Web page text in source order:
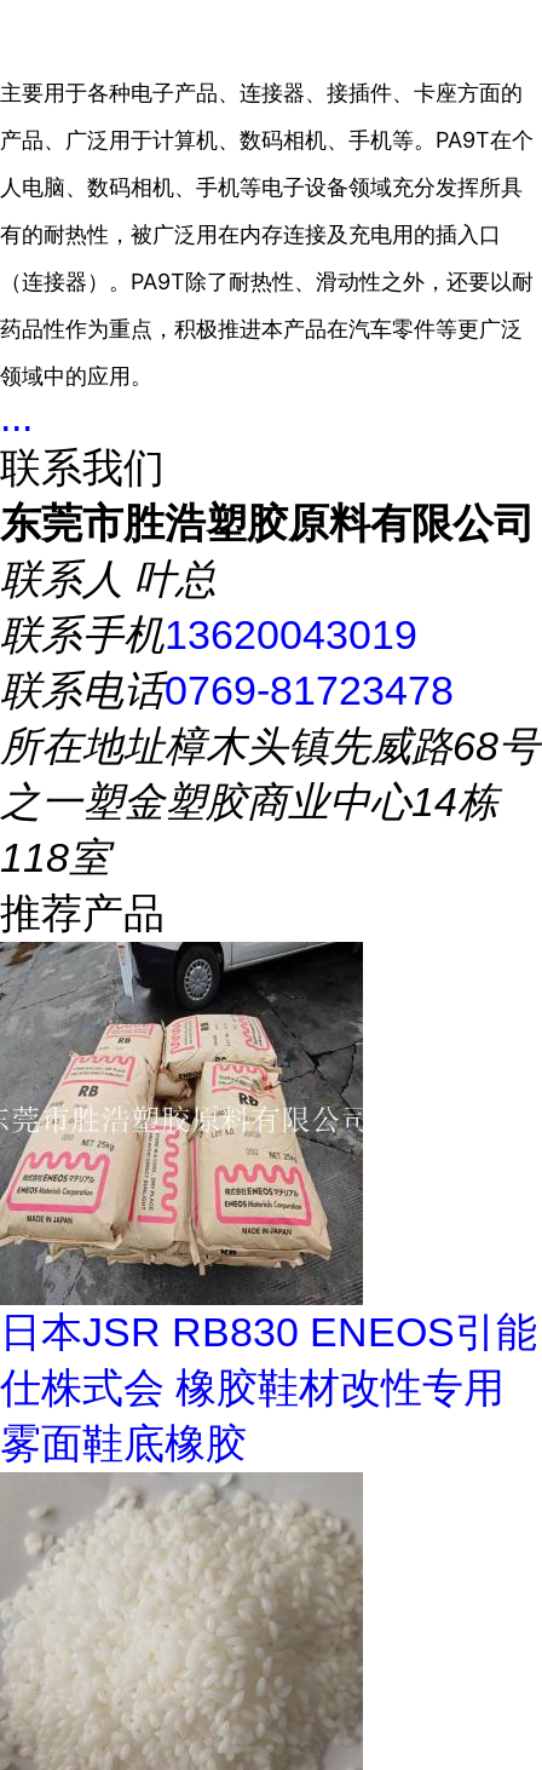
主要用于各种电子产品、 连接器、 接插件、 卡座方面的
产品、 广泛用于计算机、数码相机、手机等。 PA9T在个
人电脑、数码相机、手机等电子设备领域充分发挥所具
有的耐热性，被广泛用在内存连接及充电用的插入口
（连接器）。 PA9T除了耐热性、滑动性之外，还要以耐
药品性作为重点，积极推进本产品在汽车零件等更广泛
领域中的应用。
...
联系我们
东莞市胜浩塑胶原料有限公司
联系人 叶总
联系手机13620043019
联系电话0769-81723478
所在地址樟木头镇先威路68号
之一塑金塑胶商业中心14栋
118室
推荐产品
日本JSR RB830 ENEOS引能
仕株式会 橡胶鞋材改性专用
雾面鞋底橡胶